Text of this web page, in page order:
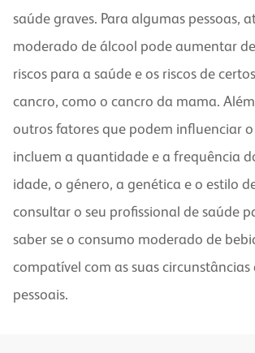
saúde graves. Para algumas pessoas,
moderado de álcool pode aumentar
riscos para a saúde e os riscos de
cancro, como o cancro da mama.
outros fatores que podem influenciar o
incluem a quantidade e a frequência
idade, o género, a genética e o estilo
consultar o seu profissional de saúde
saber se o consumo moderado de
compatível com as suas circunstâncias
pessoais.